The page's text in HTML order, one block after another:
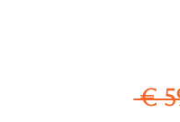
€